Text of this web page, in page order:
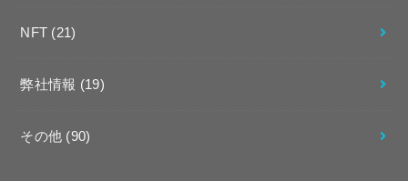
NFT (21)
弊社情報 (19)
その他 (90)